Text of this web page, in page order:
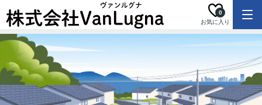
お気に入り
0